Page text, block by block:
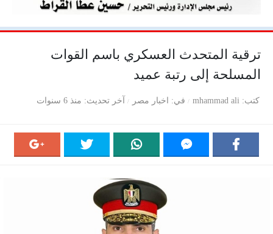
ترقية المتحدث العسكري باسم القوات
المسلحة إلى رتبة عميد
كتب mhammad ali في اخبار مصر آخر تحديث منذ 6 سنوات